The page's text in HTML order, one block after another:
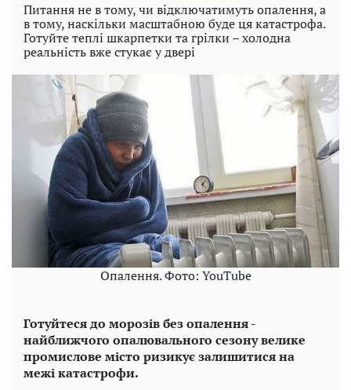
Питання не в тому, чи відключатимуть опалення, а
в тому, наскільки масштабною буде ця катастрофа.
Готуйте теплі шкарпетки та грілки – холодна
реальність вже стукає у двері
Опалення. Фото: YouTube
Готуйтеся до морозів без опалення -
найближчого опалювального сезону велике
промислове місто ризикує залишитися на
межі катастрофи.